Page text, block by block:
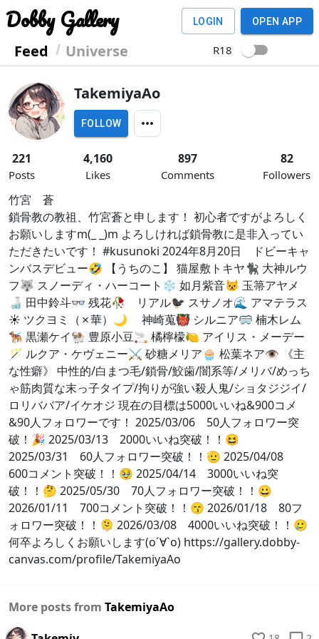
Dobby Gallery
Feed Universe
LOGIN OPEN APP
R18
TakemiyaAo
FOLLOW
221
Posts
4,160
Likes
897
Comments
82
Followers
竹宮 蒼
鎖骨教の教祖、竹宮蒼と申します！ 初心者ですがよろしく
お願いしますm(_ _)m よろしければ鎖骨教に是非入ってい
ただきたいです！ #kusunoki 2024年8月20日 ドビーキャ
ンバスデビュー🤣 【うちのこ】 猫屋敷トキヤ🐈‍⬛ 大神ルウ
フ🐺 スノーディ・ハーコート❄️ 如月紫音😾 玉箒アヤメ
🍶 田中鈴斗👓️ 残花🥀 リアル🐦‍⬛ スサノオ🌊 アマテラス
☀ ツクヨミ（✗華）🌙 神崎蒐👹 シルニア🥽 楠木レム
🐕‍🦺 黒瀬ケイ🐏 豊原小豆🚬 橘檸檬🍋 アイリス・メーデー
🪄 ルクア・ケヴェニー⚔️ 砂糖メリア🧁 松葉ネア👁️ 《主
な性癖》 中性的/白まつ毛/鎖骨/鮫歯/闇系等/メリバ/めっち
ゃ筋肉質な末っ子タイプ/拘りが強い殺人鬼/ショタジジイ/
ロリババア/イケオジ 現在の目標は5000いいね&900コメ
&90人フォロワーです！ 2025/03/06 50人フォロワー突
破！🎉 2025/03/13 2000いいね突破！！😆
2025/03/31 60人フォロワー突破！！🫡 2025/04/08
600コメント突破！！🥹 2025/04/14 3000いいね突
破！！🤔 2025/05/30 70人フォロワー突破！！😀
2026/01/11 700コメント突破！！😙 2026/01/18 80フ
ォロワー突破！！🫠 2026/03/08 4000いいね突破！！🥲
何卒よろしくお願いします(о´∀`о) https://gallery.dobby-
canvas.com/profile/TakemiyaAo
More posts from TakemiyaAo